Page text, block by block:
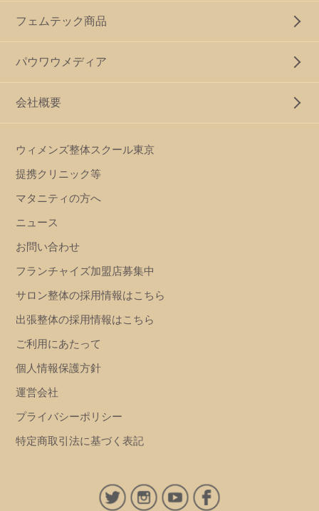
フェムテック商品
パウワウメディア
会社概要
ウィメンズ整体スクール東京
提携クリニック等
マタニティの方へ
ニュース
お問い合わせ
フランチャイズ加盟店募集中
サロン整体の採用情報はこちら
出張整体の採用情報はこちら
ご利用にあたって
個人情報保護方針
運営会社
プライバシーポリシー
特定商取引法に基づく表記